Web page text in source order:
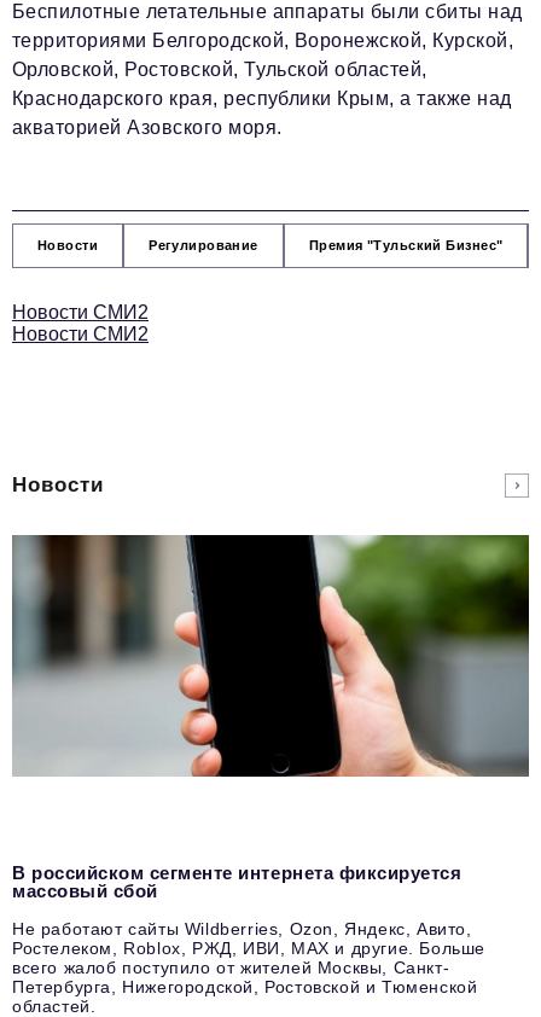
Отдел по работе с партнерами
partner@business-magazine.online
Беспилотные летательные аппараты были сбиты над
территориями Белгородской, Воронежской, Курской,
Орловской, Ростовской, Тульской областей,
Краснодарского края, республики Крым, а также над
акваторией Азовского моря.
Новости Регулирование Премия "Тульский Бизнес"
Новости СМИ2
Новости СМИ2
Новости
В российском сегменте интернета фиксируется
массовый сбой
Не работают сайты Wildberries, Ozon, Яндекс, Авито,
Ростелеком, Roblox, РЖД, ИВИ, MAX и другие. Больше
всего жалоб поступило от жителей Москвы, Санкт-
Петербурга, Нижегородской, Ростовской и Тюменской
областей.